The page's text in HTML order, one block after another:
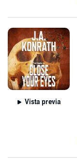
Vista previa